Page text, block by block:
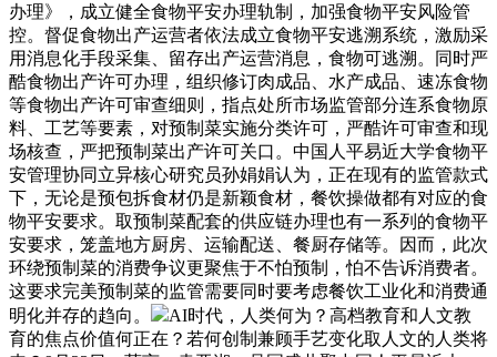
办理》，成立健全食物平安办理轨制，加强食物平安风险管
控。督促食物出产运营者依法成立食物平安逃溯系统，激励采
用消息化手段采集、留存出产运营消息，食物可逃溯。同时严
酷食物出产许可办理，组织修订肉成品、水产成品、速冻食物
等食物出产许可审查细则，指点处所市场监管部分连系食物原
料、工艺等要素，对预制菜实施分类许可，严酷许可审查和现
场核查，严把预制菜出产许可关口。中国人平易近大学食物平
安管理协同立异核心研究员孙娟娟认为，正在现有的监管款式
下，无论是预包拆食材仍是新颖食材，餐饮操做都有对应的食
物平安要求。取预制菜配套的供应链办理也有一系列的食物平
安要求，笼盖地方厨房、运输配送、餐厨存储等。因而，此次
环绕预制菜的消费争议更聚焦于不怕预制，怕不告诉消费者。
这要求完美预制菜的监管需要同时要考虑餐饮工业化和消费通
明化并存的趋向。
AI时代，人类何为？高档教育和人文教
育的焦点价值何正在？若何创制兼顾手艺变化取人文的人类将